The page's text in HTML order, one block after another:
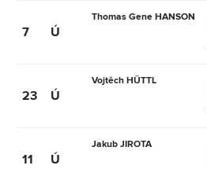
7 Ú
Thomas Gene HANSON
23 Ú
Vojtěch HÜTTL
11 Ú
Jakub JIROTA